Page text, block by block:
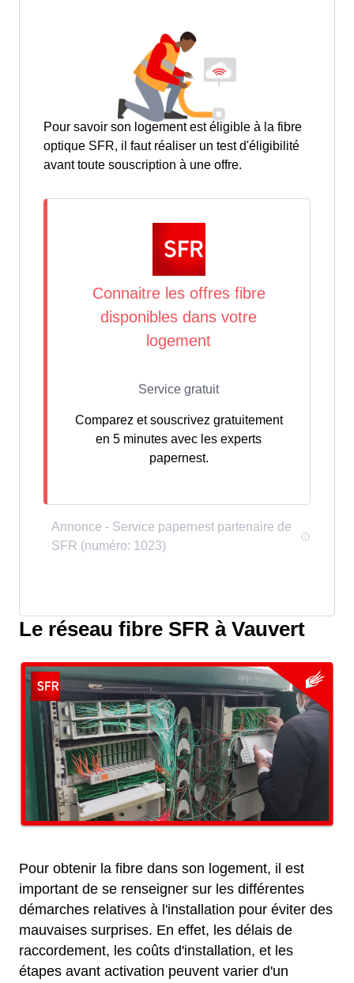
Pour savoir son logement est éligible à la fibre
optique SFR, il faut réaliser un test d'éligibilité
avant toute souscription à une offre.
Comparez et souscrivez gratuitement
en 5 minutes avec les experts
papernest.
Le réseau fibre SFR à Vauvert
Pour obtenir la fibre dans son logement, il est
important de se renseigner sur les différentes
démarches relatives à l'installation pour éviter des
mauvaises surprises. En effet, les délais de
raccordement, les coûts d'installation, et les
étapes avant activation peuvent varier d'un